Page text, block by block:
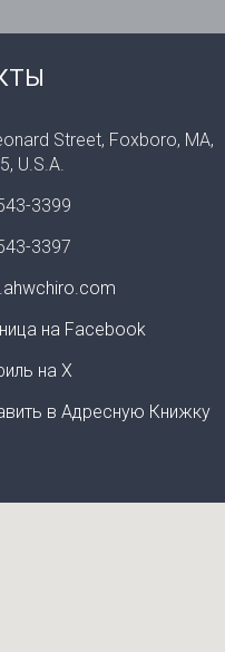
Street, Foxboro, MA,
U.S.A.
3399
3397
на Facebook
на X
в Адресную Книжку